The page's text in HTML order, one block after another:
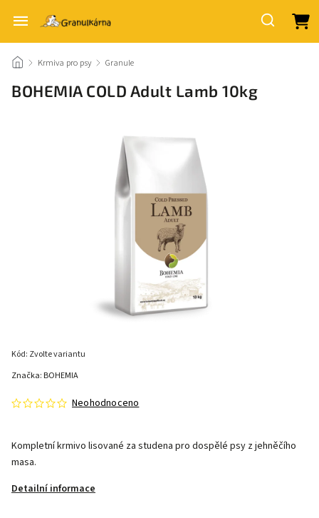
/ Krmiva pro psy / Granule
BOHEMIA COLD Adult Lamb 10kg
Kód: Zvolte variantu
Neohodnoceno
Kompletní krmivo lisované za studena pro dospělé psy z jehněčího
masa.
Detailní informace
Značka: BOHEMIA